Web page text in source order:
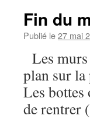
Fin du
Publié le27 mai
Les
plan sur la
Les bottes
de rentrer